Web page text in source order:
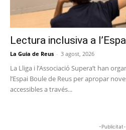
Lectura inclusiva a
La Guia de Reus - 3 agost, 2026
La Lliga i l’Associació Supera’t han
l’Espai Boule de Reus per apropar
accessibles a través...
-Publicitat-